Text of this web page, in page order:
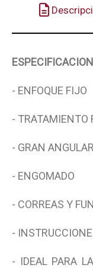
- ENFOQUE FIJO
- TRATAMIENTO
- GRAN
- ENGOMADO
- CORREAS Y
-
- IDEAL PARA